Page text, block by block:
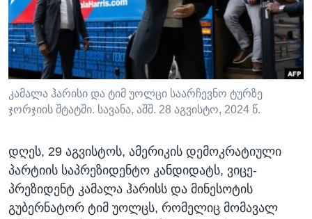
ᲡᲢᲣᲓᲘᲐ ᲕᲐᲨᲘᲜᲒᲢᲝᲜᲘ
ᲔᲙᲝᲜᲝᲛᲘᲙᲐ
ᲯᲐᲜᲛᲠᲗᲔᲚᲝᲑᲐ
ᲛᲔᲪᲜᲘᲔᲠᲔᲑᲐ
ᲘᲜᲢᲔᲠᲕᲘᲣ
ᲙᲣᲚᲢᲣᲠᲐ
ᲓᲔᲖᲘᲜᲤᲝᲠᲛᲐᲪᲘᲐ
Learning English
ᲗᲕᲐᲚᲘ ᲒᲕᲐᲓᲔᲕᲜᲔᲗ
კამალა ჰარისი და ტიმ უოლცი საარჩევნო ტურზე
ჯორჯიის შტატში. სავანა, აშშ. 28 აგვისტო, 2024 წ.
დღეს, 29 აგვისტოს, ამერიკის დემოკრატიული
პარტიის საპრეზიდენტო კანდიდატს, ვიცე-
პრეზიდენტ კამალა ჰარისს და მინესოტის
გუბერნატორ ტიმ უოლცს, რომელიც მომავალ